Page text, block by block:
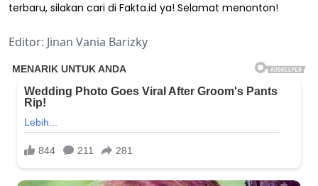
terbaru, silakan cari di Fakta.id ya! Selamat menonton!
Editor: Jinan Vania Barizky